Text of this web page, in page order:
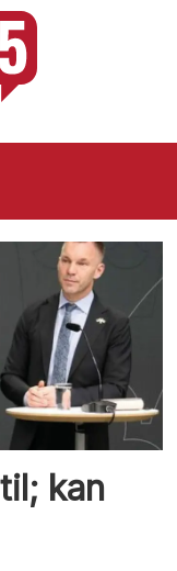
kan